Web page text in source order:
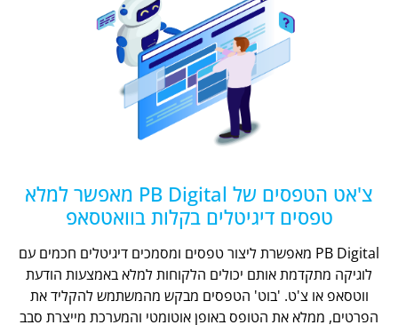
צ'אט הטפסים של PB Digital מאפשר למלא
טפסים דיגיטלים בקלות בוואטסאפ
PB Digital מאפשרת ליצור טפסים ומסמכים דיגיטלים חכמים עם
לוגיקה מתקדמת אותם יכולים הלקוחות למלא באמצעות הודעת
ווטסאפ או צ'ט. 'בוט' הטפסים מבקש מהמשתמש להקליד את
הפרטים, ממלא את הטופס באופן אוטומטי והמערכת מייצרת סבב